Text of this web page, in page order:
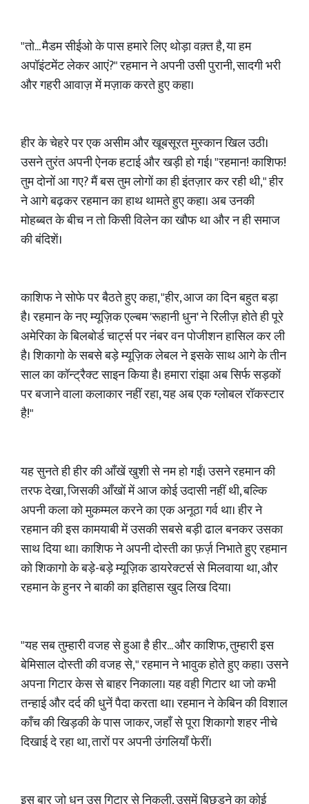
"तो... मैडम सीईओ के पास हमारे लिए थोड़ा वक़्त है, या हम
अपॉइंटमेंट लेकर आएं?" रहमान ने अपनी उसी पुरानी, सादगी भरी
और गहरी आवाज़ में मज़ाक करते हुए कहा।
हीर के चेहरे पर एक असीम और खूबसूरत मुस्कान खिल उठी।
उसने तुरंत अपनी ऐनक हटाई और खड़ी हो गई। "रहमान! काशिफ!
तुम दोनों आ गए? मैं बस तुम लोगों का ही इंतज़ार कर रही थी," हीर
ने आगे बढ़कर रहमान का हाथ थामते हुए कहा। अब उनकी
मोहब्बत के बीच न तो किसी विलेन का खौफ था और न ही समाज
की बंदिशें।
काशिफ ने सोफे पर बैठते हुए कहा, "हीर, आज का दिन बहुत बड़ा
है। रहमान के नए म्यूज़िक एल्बम 'रूहानी धुन' ने रिलीज़ होते ही पूरे
अमेरिका के बिलबोर्ड चार्ट्स पर नंबर वन पोजीशन हासिल कर ली
है। शिकागो के सबसे बड़े म्यूज़िक लेबल ने इसके साथ आगे के तीन
साल का कॉन्ट्रैक्ट साइन किया है। हमारा रांझा अब सिर्फ सड़कों
पर बजाने वाला कलाकार नहीं रहा, यह अब एक ग्लोबल रॉकस्टार
है!"
यह सुनते ही हीर की आँखें खुशी से नम हो गईं। उसने रहमान की
तरफ देखा, जिसकी आँखों में आज कोई उदासी नहीं थी, बल्कि
अपनी कला को मुकम्मल करने का एक अनूठा गर्व था। हीर ने
रहमान की इस कामयाबी में उसकी सबसे बड़ी ढाल बनकर उसका
साथ दिया था। काशिफ ने अपनी दोस्ती का फ़र्ज़ निभाते हुए रहमान
को शिकागो के बड़े-बड़े म्यूज़िक डायरेक्टर्स से मिलवाया था, और
रहमान के हुनर ने बाकी का इतिहास खुद लिख दिया।
"यह सब तुम्हारी वजह से हुआ है हीर... और काशिफ, तुम्हारी इस
बेमिसाल दोस्ती की वजह से," रहमान ने भावुक होते हुए कहा। उसने
अपना गिटार केस से बाहर निकाला। यह वही गिटार था जो कभी
तन्हाई और दर्द की धुनें पैदा करता था। रहमान ने केबिन की विशाल
काँच की खिड़की के पास जाकर, जहाँ से पूरा शिकागो शहर नीचे
दिखाई दे रहा था, तारों पर अपनी उंगलियाँ फेरीं।